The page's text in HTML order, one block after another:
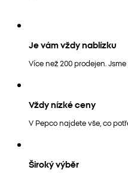
Je vám vždy nablízku
Více než 200 prodejen.
Vždy nízké ceny
V Pepco najdete vše, co
Široký výběr